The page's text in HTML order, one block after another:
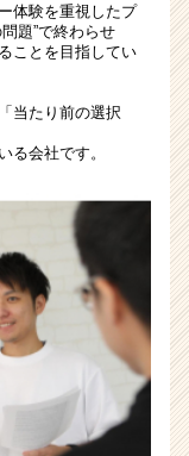
体験を重視したプ
題”で終わらせ
ことを目指してい
当たり前の選択
る会社です。